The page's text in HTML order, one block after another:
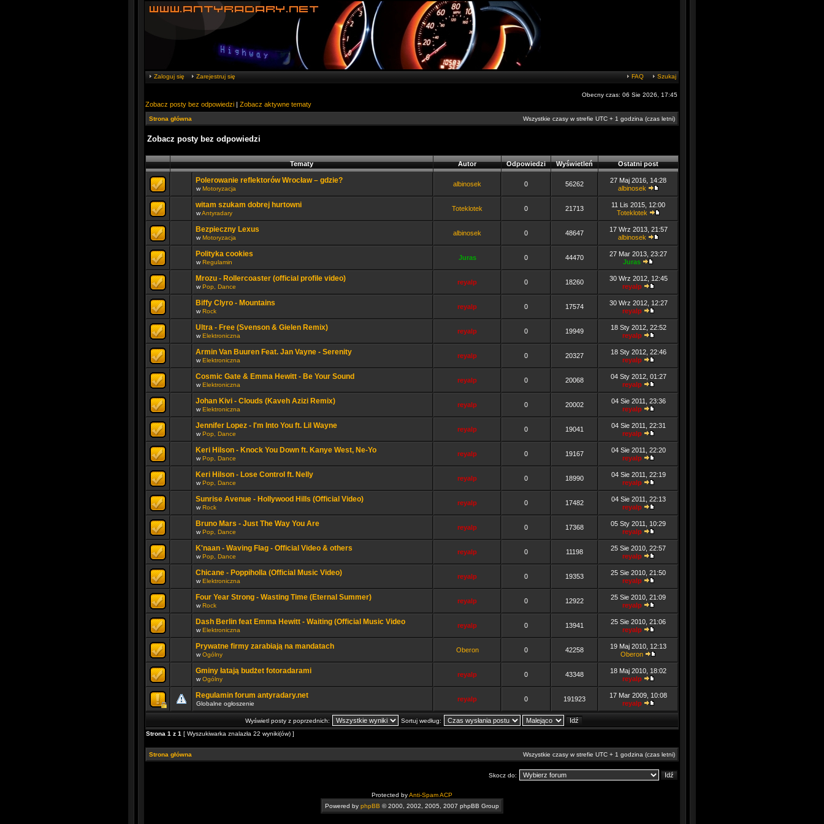
Zaloguj się Zarejestruj się FAQ Szukaj
Obecny czas: 06 Sie 2026, 17:45
Zobacz posty bez odpowiedzi | Zobacz aktywne tematy
Strona główna Wszystkie czasy w strefie UTC + 1 godzina (czas letni)
Zobacz posty bez odpowiedzi
Tematy Autor Odpowiedzi Wyświetleń Ostatni post
Polerowanie reflektorów Wrocław – gdzie?
w Motoryzacja
albinosek 0 56262
27 Maj 2016, 14:28
albinosek
witam szukam dobrej hurtowni
wAntyradary
Toteklotek 0 21713
11 Lis 2015, 12:00
Toteklotek
Bezpieczny Lexus
w Motoryzacja
albinosek 0 48647
17 Wrz 2013, 21:57
albinosek
Polityka cookies
w Regulamin
Juras 0 44470
27 Mar 2013, 23:27
Juras
Mrozu - Rollercoaster (official profile video)
w Pop, Dance
reyalp 0 18260
30 Wrz 2012, 12:45
reyalp
Biffy Clyro - Mountains
w Rock
reyalp 0 17574
30 Wrz 2012, 12:27
reyalp
Ultra - Free (Svenson & Gielen Remix)
w Elektroniczna
reyalp 0 19949
18 Sty 2012, 22:52
reyalp
Armin Van Buuren Feat. Jan Vayne - Serenity
w Elektroniczna
reyalp 0 20327
18 Sty 2012, 22:46
reyalp
Cosmic Gate & Emma Hewitt - Be Your Sound
w Elektroniczna
reyalp 0 20068
04 Sty 2012, 01:27
reyalp
Johan Kivi - Clouds (Kaveh Azizi Remix)
w Elektroniczna
reyalp 0 20002
04 Sie 2011, 23:36
reyalp
Jennifer Lopez - I'm Into You ft. Lil Wayne
w Pop, Dance
reyalp 0 19041
04 Sie 2011, 22:31
reyalp
Keri Hilson - Knock You Down ft. Kanye West, Ne-Yo
w Pop, Dance
reyalp 0 19167
04 Sie 2011, 22:20
reyalp
Keri Hilson - Lose Control ft. Nelly
w Pop, Dance
reyalp 0 18990
04 Sie 2011, 22:19
reyalp
Sunrise Avenue - Hollywood Hills (Official Video)
w Rock
reyalp 0 17482
04 Sie 2011, 22:13
reyalp
Bruno Mars - Just The Way You Are
w Pop, Dance
reyalp 0 17368
05 Sty 2011, 10:29
reyalp
K'naan - Waving Flag - Official Video & others
w Pop, Dance
reyalp 0 11198
25 Sie 2010, 22:57
reyalp
Chicane - Poppiholla (Official Music Video)
w Elektroniczna
reyalp 0 19353
25 Sie 2010, 21:50
reyalp
Four Year Strong - Wasting Time (Eternal Summer)
w Rock
reyalp 0 12922
25 Sie 2010, 21:09
reyalp
Dash Berlin feat Emma Hewitt - Waiting (Official Music Video
w Elektroniczna
reyalp 0 13941
25 Sie 2010, 21:06
reyalp
Prywatne firmy zarabiają na mandatach
w Ogólny
Oberon 0 42258
19 Maj 2010, 12:13
Oberon
Gminy łatają budżet fotoradarami
w Ogólny
reyalp 0 43348
18 Maj 2010, 18:02
reyalp
Regulamin forum antyradary.net
Globalne ogłoszenie
reyalp 0 191923
17 Mar 2009, 10:08
reyalp
Wyświetl posty z poprzednich:
Sortuj według:
Strona 1 z 1 [ Wyszukiwarka znalazła 22 wyniki(ów) ]
Strona główna Wszystkie czasy w strefie UTC + 1 godzina (czas letni)
Skocz do:
Protected byAnti-Spam ACP
Powered by phpBB © 2000, 2002, 2005, 2007 phpBB Group